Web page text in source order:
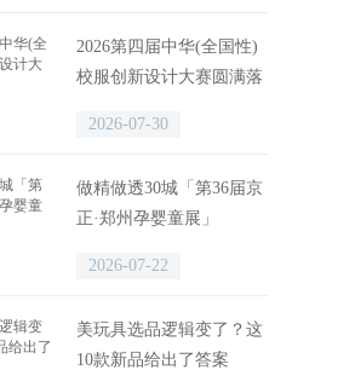
2026第四届中华(全国性)
校服创新设计大赛圆满落
2026-07-30
做精做透30城「第36届京
正·郑州孕婴童展」
2026-07-22
美玩具选品逻辑变了？这
10款新品给出了答案